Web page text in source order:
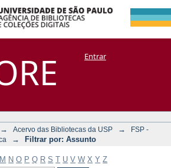
por:
Manakin + CoriscoEntrar
→ Acervo das Bibliotecas da USP →
FSP -
→ Filtrar por: Assunto
M N O P Q R S T U V W X Y Z